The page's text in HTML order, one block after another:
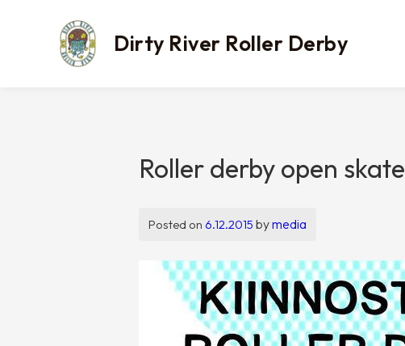
Dirty River Roller Derby
Roller derby open skate
Posted on 6.12.2015 bymedia